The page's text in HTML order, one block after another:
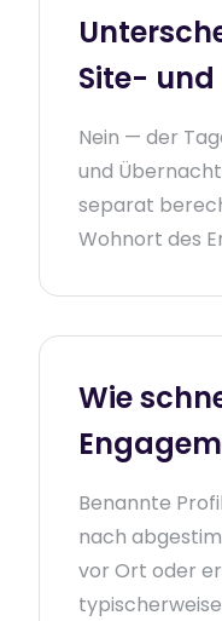
Site- und
Nein — der
und
separat
Wohnort des
Wie
Benannte
nach
vor Ort oder